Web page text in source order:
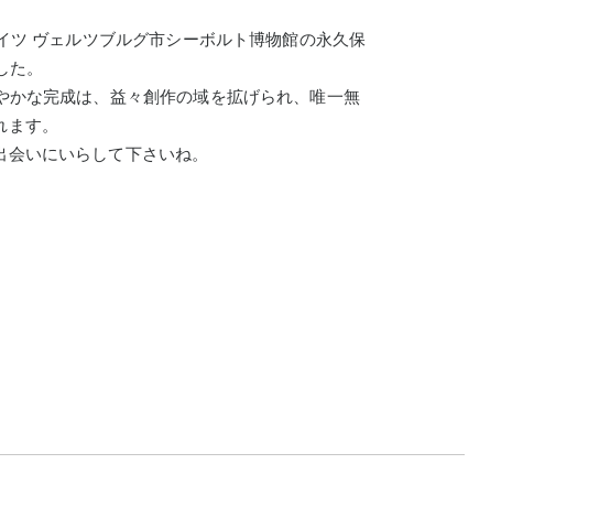
ツ ヴェルツブルグ市シーボルト博物館の永久保
。
かな完成は、益々創作の域を拡げられ、唯一無
す。
いにいらして下さいね。